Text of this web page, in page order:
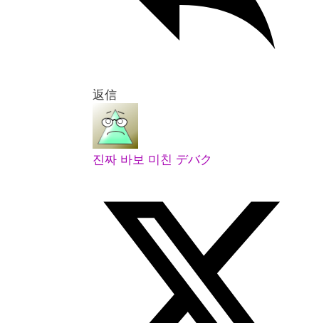
返信
진짜 바보 미친 デバク